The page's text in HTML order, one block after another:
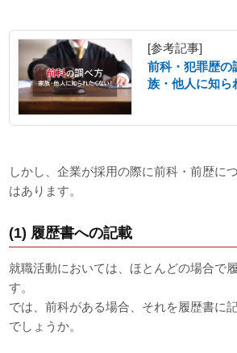
[参考記事]
前科・犯罪歴の
族・他人に知ら
しかし、企業が採用の際に前科・前歴に
はあります。
(1) 履歴書への記載
就職活動においては、ほとんどの場合で
す。
では、前科がある場合、それを履歴書に
でしょうか。